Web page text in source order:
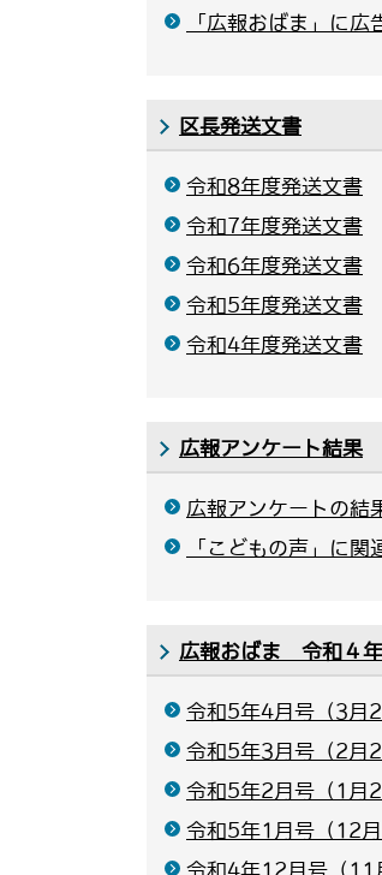
「広報おばま」に広
区長発送文書
令和8年度発送文書
令和7年度発送文書
令和6年度発送文書
令和5年度発送文書
令和4年度発送文書
広報アンケート結果
広報アンケートの結
「こどもの声」に
広報おばま 令和４
令和5年4月号（3月
令和5年3月号（2月
令和5年2月号（1月
令和5年1月号（12
令和4年12月号（11